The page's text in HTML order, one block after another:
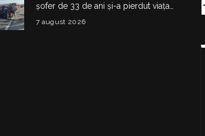
șofer de 33 de ani și-a pierdut viața
într-un accident la Budești
7 august 2026